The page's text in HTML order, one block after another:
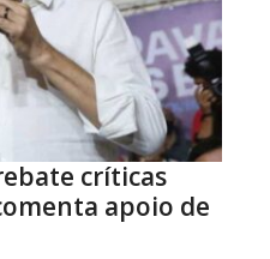
críticas
apoio de